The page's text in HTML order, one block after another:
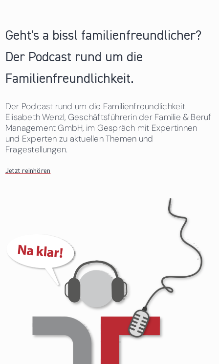
Geht's a bissl familienfreundlicher?
Der Podcast rund um die
Familienfreundlichkeit.
Der Podcast rund um die Familienfreundlichkeit.
Elisabeth Wenzl, Geschäftsführerin der Familie & Beruf
Management GmbH, im Gespräch mit Expertinnen
und Experten zu aktuellen Themen und
Fragestellungen.
Jetzt reinhören